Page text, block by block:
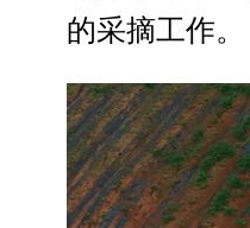
的采摘工作。